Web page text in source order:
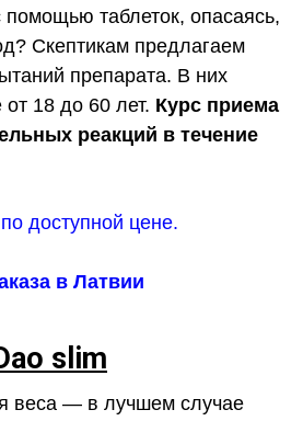
таблеток, опасаясь,
Скептикам предлагаем
препарата. В них
18 до 60 лет. Курс приема
реакций в течение
в Латвии
slim
веса — в лучшем случае